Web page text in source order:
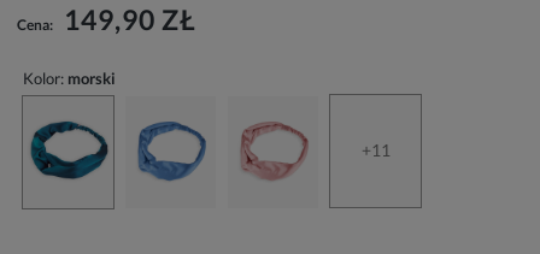
Cena: 149,90 ZŁ
Kolor: morski
+11